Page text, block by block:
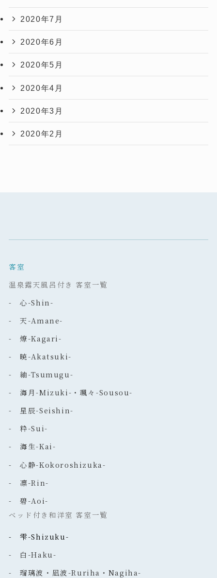
2020年7月
2020年6月
2020年5月
2020年4月
2020年3月
2020年2月
客室
温泉露天風呂付き 客室一覧
- 心-Shin-
- 天-Amane-
- 燎-Kagari-
- 暁-Akatsuki-
- 紬-Tsumugu-
- 海月-Mizuki-・颯々-Sousou-
- 星辰-Seishin-
- 粋-Sui-
- 海生-Kai-
- 心静-Kokoroshizuka-
- 凛-Rin-
- 碧-Aoi-
ベッド付き和洋室 客室一覧
- 雫-Shizuku-
- 白-Haku-
- 瑠璃波・凪波-Ruriha・Nagiha-